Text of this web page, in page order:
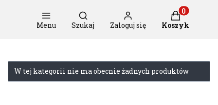
Menu
Otwórz wyszukiwarkę
Szukaj Zaloguj się
Produkty w
Koszyk
Lista produktów
W tej kategorii nie ma obecnie żadnych produktów